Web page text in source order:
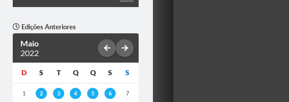
Edições Anteriores
Maio
2022
D S T Q Q S S
1 2 3 4 5 6 7